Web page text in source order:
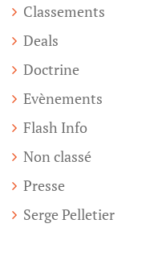
Classements
Deals
Doctrine
Evènements
Flash Info
Non classé
Presse
Serge Pelletier